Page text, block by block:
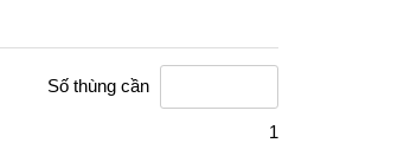
Số thùng cần
1